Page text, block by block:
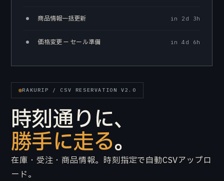
RAKURIP / CSV RESERVATION V2.0
時刻通りに、
勝手に走る。
在庫・受注・商品情報。時刻指定で自動CSVアップロ
ード。
商品情報一括更新 in 2d 3h
価格変更 — セール準備 in 4d 6h